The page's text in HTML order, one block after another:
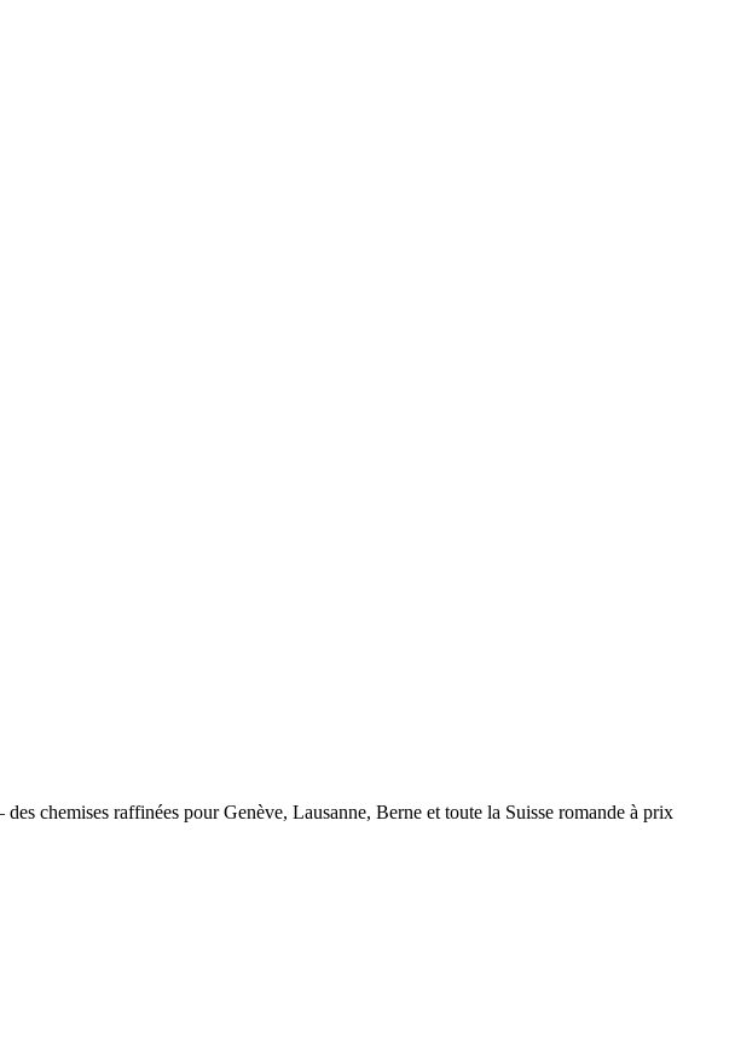
chemises raffinées pour Genève, Lausanne, Berne et toute la Suisse romande à prix